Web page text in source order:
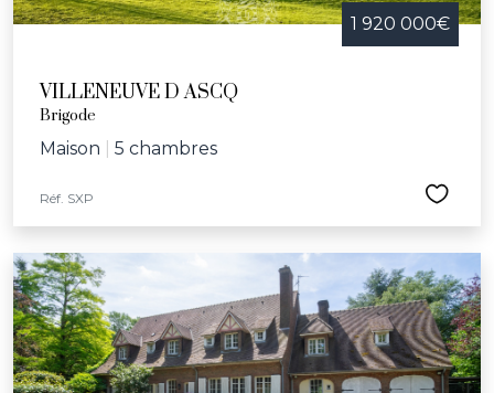
1 920 000€
VILLENEUVE D ASCQ
Brigode
Maison 5 chambres
Réf. SXP